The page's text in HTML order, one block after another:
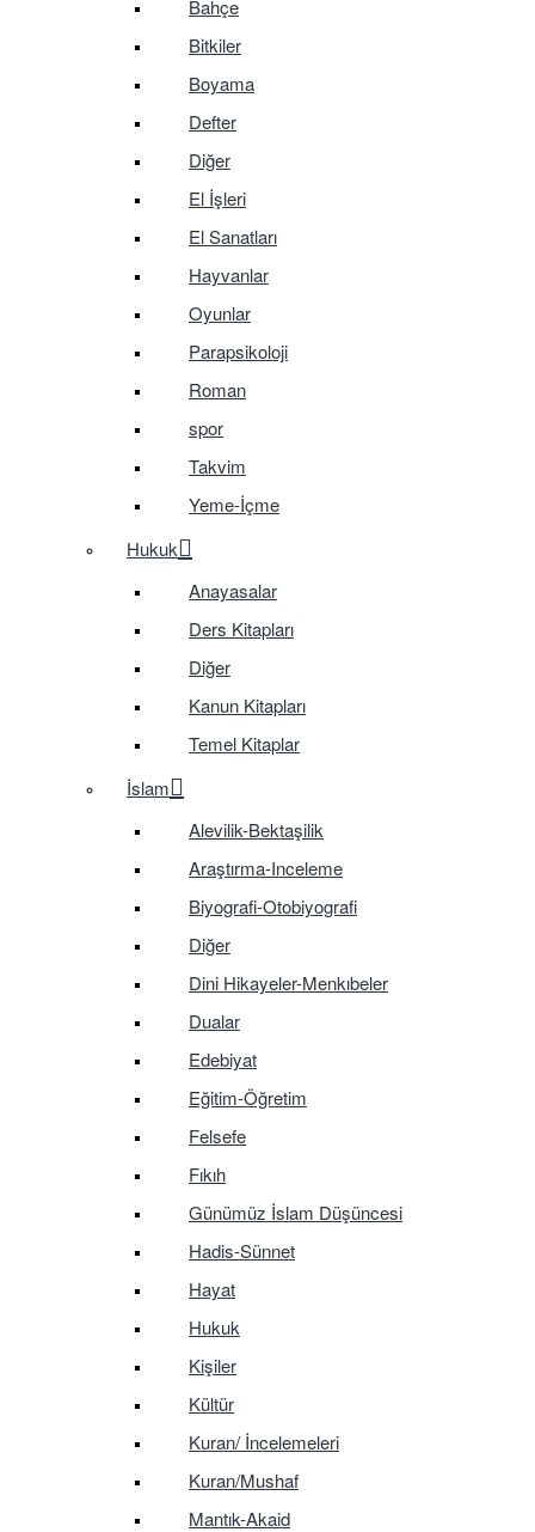
Bahçe
Bitkiler
Boyama
Defter
Diğer
El İşleri
El Sanatları
Hayvanlar
Oyunlar
Parapsikoloji
Roman
spor
Takvim
Yeme-İçme
Hukuk
Anayasalar
Ders Kitapları
Diğer
Kanun Kitapları
Temel Kitaplar
İslam
Alevilik-Bektaşilik
Araştırma-Inceleme
Biyografi-Otobiyografi
Diğer
Dini Hikayeler-Menkıbeler
Dualar
Edebiyat
Eğitim-Öğretim
Felsefe
Fıkıh
Günümüz İslam Düşüncesi
Hadis-Sünnet
Hayat
Hukuk
Kişiler
Kültür
Kuran/ İncelemeleri
Kuran/Mushaf
Mantık-Akaid